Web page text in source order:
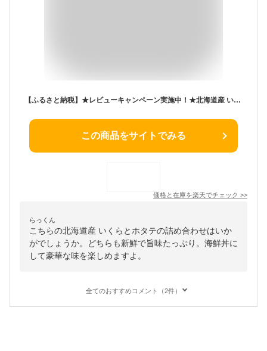
【ふるさと納税】★レビューキャンペーン実施中！★北海道産 いくら 160g・250g & ほたて 500g セット 高評価 お刺身 国産 イクラ醤油漬け 鮭いくら 鮭卵 ほたて貝柱 帆立 ホタテ 海鮮丼 詰め合わせ ギフト 魚介類 発送時期が選べる 定期便 冷凍 ランキング F4F-2146var
この商品をサイトでみる
価格と在庫を楽天でチェック >>
らっくん
こちらの北海道産 いくらとホタテの詰め合わせはいか
がでしょうか。どちらも新鮮で旨味たっぷり。海鮮丼に
して豪華な味を楽しめますよ。
全てのおすすめコメント（2件）